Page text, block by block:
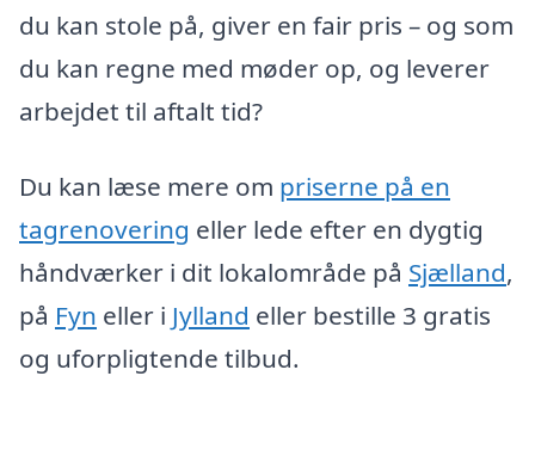
du kan stole på, giver en fair pris – og som
du kan regne med møder op, og leverer
arbejdet til aftalt tid?
Du kan læse mere om priserne på en
tagrenovering eller lede efter en dygtig
håndværker i dit lokalområde på Sjælland,
på Fyn eller i Jylland eller bestille 3 gratis
og uforpligtende tilbud.